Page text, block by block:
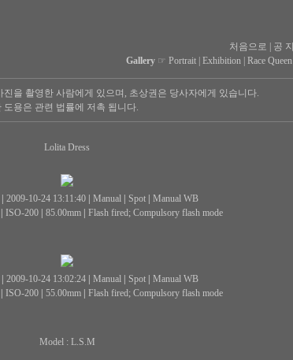
처음으로 공 지
Gallery ☞ Portrait Exhibition Race Queen
을 촬영한 사람에게 있으며, 초상권은 당사자에게 있습니다.
용은 관련 법률에 저촉 됩니다.
Lolita Dress
2009-10-24 13:11:40| Manual| Spot| Manual WB
ISO-200 85.00mm Flash fired; Compulsory flash mode
2009-10-24 13:02:24| Manual| Spot| Manual WB
ISO-200 55.00mm Flash fired; Compulsory flash mode
Model : L.S.M